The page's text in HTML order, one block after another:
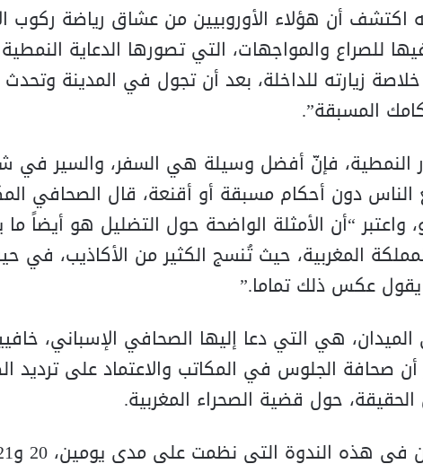
اكتشف أن هؤلاء الأوروبيين من عشاق رياضة ركوب
للصراع والمواجهات، التي تصورها الدعاية
زيارته للداخلة، بعد أن تجول في المدينة
المسبقة”.
النمطية، فإنّ أفضل وسيلة هي السفر، والسير في
الناس دون أحكام مسبقة أو أقنعة، قال الصحافي
واعتبر “أن الأمثلة الواضحة حول التضليل هو أيضاً
المغربية، حيث تُنسج الكثير من الأكاذيب، في
يقول عكس ذلك تماما.”
هي التي دعا إليها الصحافي الإسباني،
أن صحافة الجلوس في المكاتب والاعتماد على ترديد
حول قضية الصحراء المغربية.